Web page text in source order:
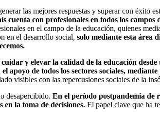
las mejores respuestas y superar con éxito
cuenta con profesionales en todos los campos
en el campo de la educación, quienes
en el desarrollo social, solo mediante esta área
y elevar la calidad de la educación
de todos los sectores sociales,
visibles con las repercusiones sociales de la
desapercibido. En el período postpandemia de
la toma de decisiones. El papel clave que ha